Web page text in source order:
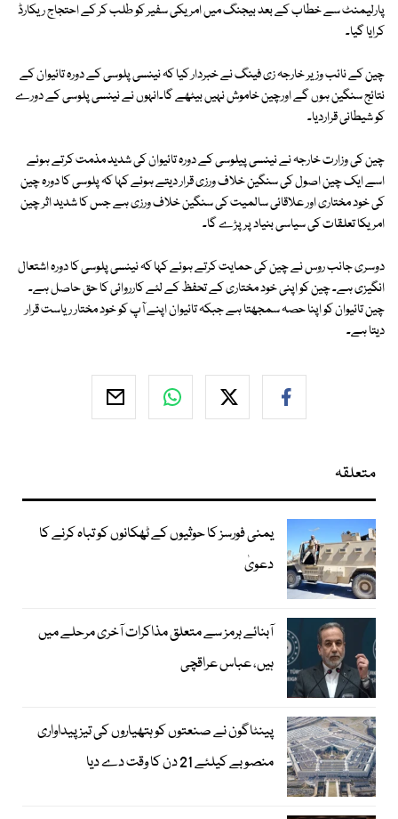
پارلیمنٹ سے خطاب کے بعد بیجنگ میں امریکی سفیر کو طلب کر کے احتجاج ریکارڈ
کرایا گیا۔
چین کے نائب وزیر خارجہ زی فینگ نے خبردار کیا کہ نینسی پلوسی کے دورہ تائیوان کے
نتائج سنگین ہوں گے اورچین خاموش نہیں بیٹھے گا۔انہوں نے نینسی پلوسی کے دورے
کو شیطانی قراردیا۔
چین کی وزارت خارجہ نے نینسی پیلوسی کے دورہ تائیوان کی شدید مذمت کرتے ہوئے
اسے ایک چین اصول کی سنگین خلاف ورزی قرار دیتے ہوئے کہا کہ پلوسی کا دورہ چین
کی خود مختاری اور علاقائی سالمیت کی سنگین خلاف ورزی ہے جس کا شدید اثر چین
امریکا تعلقات کی سیاسی بنیاد پرپڑے گا۔
دوسری جانب روس نے چین کی حمایت کرتے ہوئے کہا کہ نینسی پلوسی کا دورہ اشتعال
انگیزی ہے۔ چین کو اپنی خود مختاری کے تحفظ کے لئے کارروائی کا حق حاصل ہے۔
چین تائیوان کو اپنا حصہ سمجھتا ہے جبکہ تائیوان اپنے آپ کو خود مختار ریاست قرار
دیتا ہے۔
متعلقہ
یمنی فورسز کا حوثیوں کے ٹھکانوں کو تباہ کرنے کا
دعویٰ
آبنائے ہرمز سے متعلق مذاکرات آخری مرحلے میں
ہیں، عباس عراقچی
پینٹاگون نے صنعتوں کو ہتھیاروں کی تیز پیداواری
منصوبے کیلئے 21 دن کا وقت دے دیا